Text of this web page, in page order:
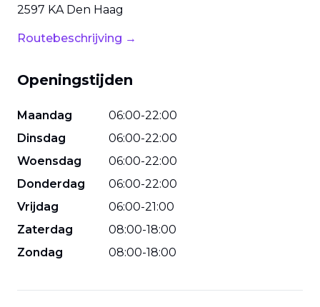
2597 KA Den Haag
Routebeschrijving →
Openingstijden
Maandag 06:00-22:00
Dinsdag
06:00-22:00
Woensdag
06:00-22:00
Donderdag
06:00-22:00
Vrijdag
06:00-21:00
Zaterdag
08:00-18:00
Zondag
08:00-18:00